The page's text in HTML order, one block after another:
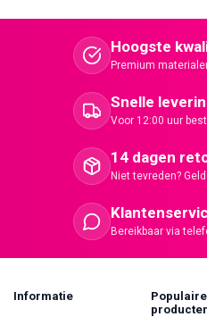
Hoogste
Premium
Snelle
Voor 12:00 uur
14 dagen
Niet tevreden?
Bereikbaar via
Informatie
Populaire